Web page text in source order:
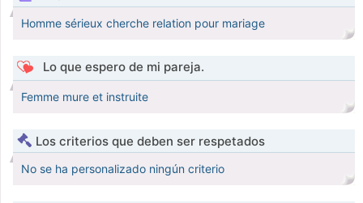
Homme sérieux cherche relation pour mariage
Lo que espero de mi pareja.
Femme mure et instruite
Los criterios que deben ser respetados
No se ha personalizado ningún criterio